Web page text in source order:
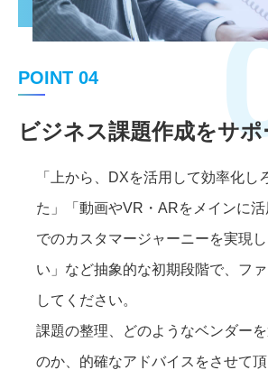
POINT 04
ビジネス課題作成をサ
「上から、DXを活用して効率化し
た」「動画やVR・ARをメインに
でのカスタマージャーニーを実現
い」など抽象的な初期段階で、フ
してください。
課題の整理、どのようなベンダー
のか、的確なアドバイスをさせて頂